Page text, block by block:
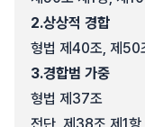
2.상상적 경합
형법 제40조, 제50
3.경합범 가중
형법 제37조